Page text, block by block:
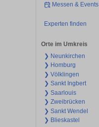
Messen & Events
Experten finden
Orte im Umkreis
❯ Neunkirchen
❯ Homburg
❯ Völklingen
❯ Sankt Ingbert
❯ Saarlouis
❯ Zweibrücken
❯ Sankt Wendel
❯ Blieskastel